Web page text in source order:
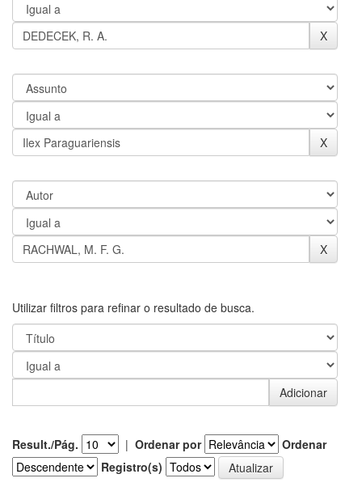
Utilizar filtros para refinar o resultado de busca.
Result./Pág. | Ordenar por
Ordenar
Registro(s)